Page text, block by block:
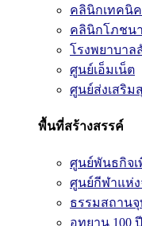
คลินิกเทคนิ
คลินิกโภชน
โรงพยาบาล
ศูนย์เอ็มเน็ต
ศูนย์ส่งเสริม
พื้นที่สร้างสรรค์
ศูนย์พันธกิจเ
ศูนย์กีฬาแห่
ธรรมสถาน
อุทยาน 100